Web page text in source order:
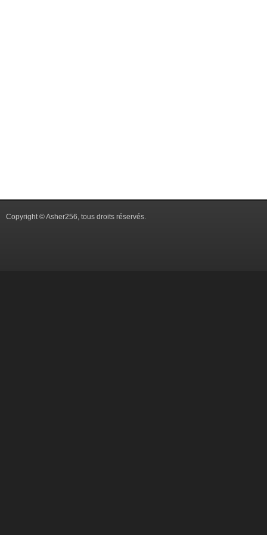
Copyright © Asher256, tous droits réservés.